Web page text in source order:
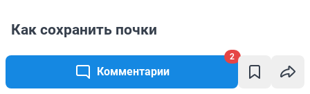
Комментарии
2
Как сохранить почки
— Если вы хотите сохранить почки, советую
внимательно относиться ко всем лекарствам,
которые вы принимаете. Обязательно читайте